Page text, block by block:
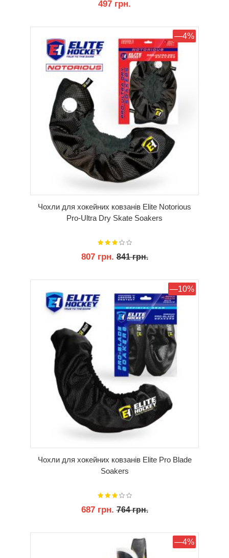
497 грн.
—4%
Чохли для хокейних ковзанів Elite Notorious
Pro-Ultra Dry Skate Soakers
807 грн.841 грн.
—10%
Чохли для хокейних ковзанів Elite Pro Blade
Soakers
687 грн.764 грн.
—4%